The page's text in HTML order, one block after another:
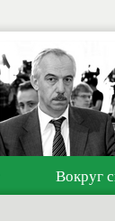
Вокруг